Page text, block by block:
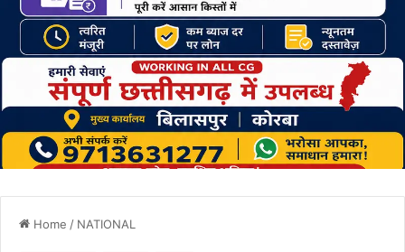
Home / NATIONAL